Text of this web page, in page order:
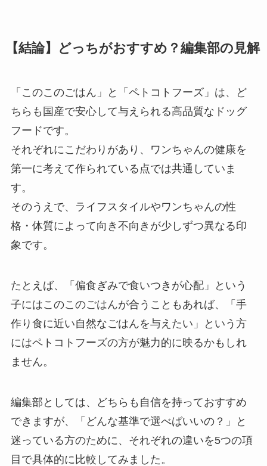
【結論】どっちがおすすめ？編集部の見解
「このこのごはん」と「ペトコトフーズ」は、ど
ちらも国産で安心して与えられる高品質なドッグ
フードです。
それぞれにこだわりがあり、ワンちゃんの健康を
第一に考えて作られている点では共通していま
す。
そのうえで、ライフスタイルやワンちゃんの性
格・体質によって向き不向きが少しずつ異なる印
象です。
たとえば、「偏食ぎみで食いつきが心配」という
子にはこのこのごはんが合うこともあれば、「手
作り食に近い自然なごはんを与えたい」という方
にはペトコトフーズの方が魅力的に映るかもしれ
ません。
編集部としては、どちらも自信を持っておすすめ
できますが、「どんな基準で選べばいいの？」と
迷っている方のために、それぞれの違いを5つの項
目で具体的に比較してみました。